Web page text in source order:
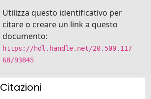
Utilizza questo identificativo per
citare o creare un link a questo
documento:
https://hdl.handle.net/20.500.117
68/93845
Citazioni